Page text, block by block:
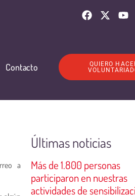
Contacto
QUIERO
a
Últimas noticias
Más de 1.800 personas
participaron en nuestras
actividades de